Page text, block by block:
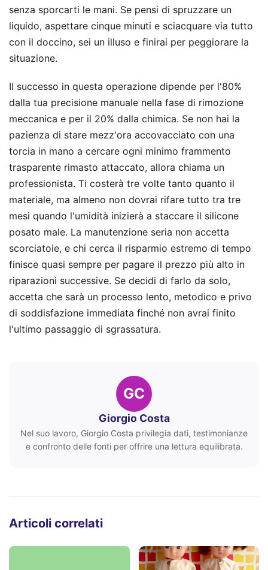
senza sporcarti le mani. Se pensi di spruzzare un
liquido, aspettare cinque minuti e sciacquare via tutto
con il doccino, sei un illuso e finirai per peggiorare la
situazione.
Il successo in questa operazione dipende per l'80%
dalla tua precisione manuale nella fase di rimozione
meccanica e per il 20% dalla chimica. Se non hai la
pazienza di stare mezz'ora accovacciato con una
torcia in mano a cercare ogni minimo frammento
trasparente rimasto attaccato, allora chiama un
professionista. Ti costerà tre volte tanto quanto il
materiale, ma almeno non dovrai rifare tutto tra tre
mesi quando l'umidità inizierà a staccare il silicone
posato male. La manutenzione seria non accetta
scorciatoie, e chi cerca il risparmio estremo di tempo
finisce quasi sempre per pagare il prezzo più alto in
riparazioni successive. Se decidi di farlo da solo,
accetta che sarà un processo lento, metodico e privo
di soddisfazione immediata finché non avrai finito
l'ultimo passaggio di sgrassatura.
GC
Giorgio Costa
Nel suo lavoro, Giorgio Costa privilegia dati, testimonianze
e confronto delle fonti per offrire una lettura equilibrata.
Articoli correlati